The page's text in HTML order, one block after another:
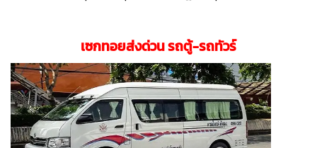
เซกทอยส่งด่วน รถตู้-รถทัวร์